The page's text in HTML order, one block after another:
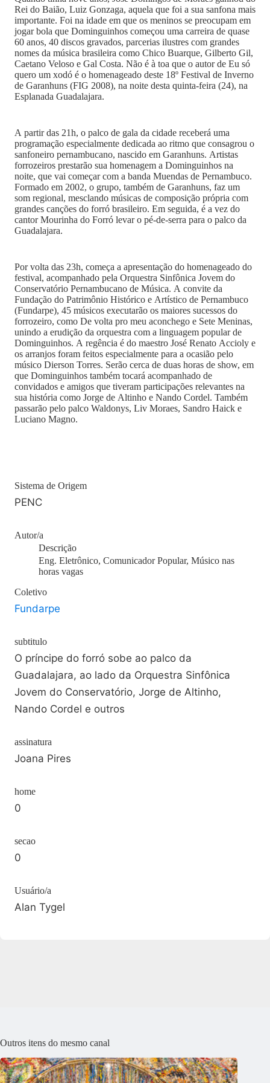
Rei do Baião, Luiz Gonzaga, aquela que foi a sua sanfona mais
importante. Foi na idade em que os meninos se preocupam em
jogar bola que Dominguinhos começou uma carreira de quase
60 anos, 40 discos gravados, parcerias ilustres com grandes
nomes da música brasileira como Chico Buarque, Gilberto Gil,
Caetano Veloso e Gal Costa. Não é à toa que o autor de Eu só
quero um xodó é o homenageado deste 18º Festival de Inverno
de Garanhuns (FIG 2008), na noite desta quinta-feira (24), na
Esplanada Guadalajara.
A partir das 21h, o palco de gala da cidade receberá uma
programação especialmente dedicada ao ritmo que consagrou o
sanfoneiro pernambucano, nascido em Garanhuns. Artistas
forrozeiros prestarão sua homenagem a Dominguinhos na
noite, que vai começar com a banda Muendas de Pernambuco.
Formado em 2002, o grupo, também de Garanhuns, faz um
som regional, mesclando músicas de composição própria com
grandes canções do forró brasileiro. Em seguida, é a vez do
cantor Mourinha do Forró levar o pé-de-serra para o palco da
Guadalajara.
Por volta das 23h, começa a apresentação do homenageado do
festival, acompanhado pela Orquestra Sinfônica Jovem do
Conservatório Pernambucano de Música. A convite da
Fundação do Patrimônio Histórico e Artístico de Pernambuco
(Fundarpe), 45 músicos executarão os maiores sucessos do
forrozeiro, como De volta pro meu aconchego e Sete Meninas,
unindo a erudição da orquestra com a linguagem popular de
Dominguinhos. A regência é do maestro José Renato Accioly e
os arranjos foram feitos especialmente para a ocasião pelo
músico Dierson Torres. Serão cerca de duas horas de show, em
que Dominguinhos também tocará acompanhado de
convidados e amigos que tiveram participações relevantes na
sua história como Jorge de Altinho e Nando Cordel. Também
passarão pelo palco Waldonys, Liv Moraes, Sandro Haick e
Luciano Magno.
Sistema de Origem
PENC
Autor/a
Descrição
Eng. Eletrônico, Comunicador Popular, Músico nas
horas vagas
Coletivo
Fundarpe
subtitulo
O príncipe do forró sobe ao palco da
Guadalajara, ao lado da Orquestra Sinfônica
Jovem do Conservatório, Jorge de Altinho,
Nando Cordel e outros
assinatura
Joana Pires
home
0
secao
0
Usuário/a
Alan Tygel
Outros itens do mesmo canal